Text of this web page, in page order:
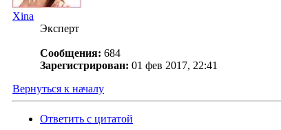
Xina
Эксперт
Сообщения: 684
Зарегистрирован: 01 фев 2017, 22:41
Вернуться к началу
Ответить с цитатой